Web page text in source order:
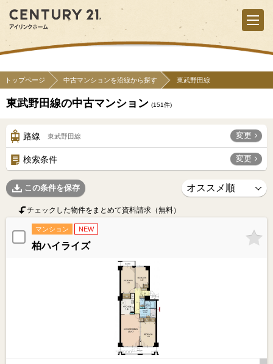
トップページ 中古マンションを沿線から探す 東武野田線
東武野田線の中古マンション (151件)
路線 東武野田線 変更
検索条件 変更
この条件を保存
チェックした物件をまとめて資料請求（無料）
マンション NEW
柏ハイライズ